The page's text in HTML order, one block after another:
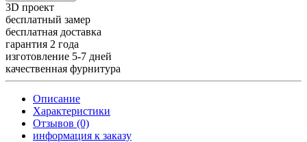
3D проект
бесплатный замер
бесплатная доставка
гарантия 2 года
изготовление 5-7 дней
качественная фурнитура
Описание
Характеристики
Отзывов (0)
информация к заказу